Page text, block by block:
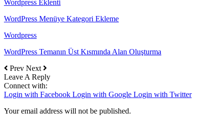
Wordpress Eklenti
WordPress Menüye Kategori Ekleme
Wordpress
WordPress Temanın Üst Kısmında Alan Oluşturma
Prev Next
Leave A Reply
Connect with:
Login with Facebook Login with Google Login with Twitter
Your email address will not be published.